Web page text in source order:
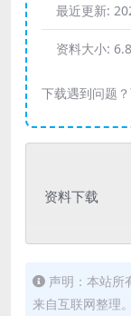
最近更新:
资料大小:
下载遇到问题
资料下载
声明：本站所
来自互联网整理